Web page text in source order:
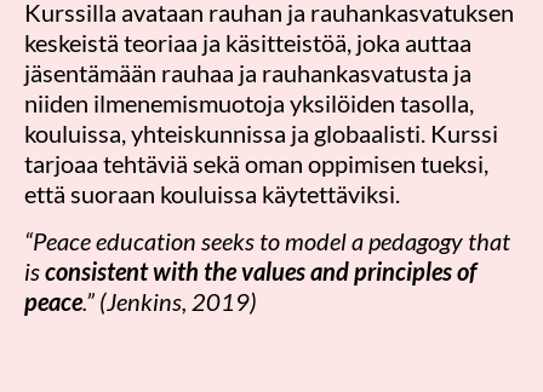
Kurssilla avataan rauhan ja rauhankasvatuksen
keskeistä teoriaa ja käsitteistöä, joka auttaa
jäsentämään rauhaa ja rauhankasvatusta ja
niiden ilmenemismuotoja yksilöiden tasolla,
kouluissa, yhteiskunnissa ja globaalisti. Kurssi
tarjoaa tehtäviä sekä oman oppimisen tueksi,
että suoraan kouluissa käytettäviksi.
“Peace education seeks to model a pedagogy that
isconsistent with the values and principles of
peace.” (Jenkins, 2019)